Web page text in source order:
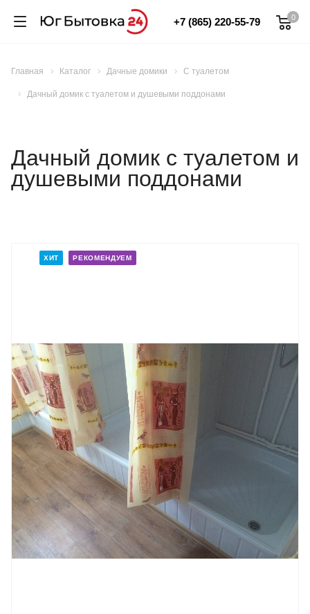
0
+7 (865) 220-55-79
Главная Каталог Дачные домики С туалетом
Дачный домик с туалетом и душевыми поддонами
Дачный домик с туалетом и
душевыми поддонами
ХИТ РЕКОМЕНДУЕМ